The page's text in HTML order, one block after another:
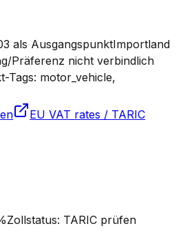
als AusgangspunktImportland
Präferenz nicht verbindlich
Tags: motor_vehicle,
EU VAT rates / TARIC
Zollstatus: TARIC prüfen